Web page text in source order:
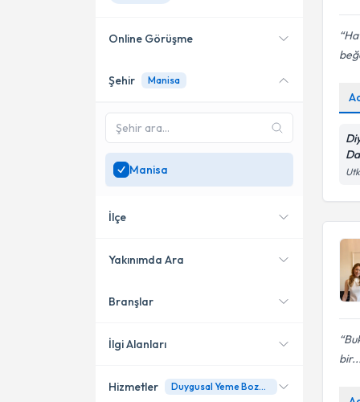
bir...
Online Görüşme
Online danışmanlık sunan
SadeceManisa
uzman ara
Şehir Manisa
Manisa
İlçe
Yunusemre
Alaşehir
Yakınımda Ara
Konumuma yakın uzmanları
Branşlar
Diyetisyen
İlgi Alanları
Hizmetler Duygusal Yeme Bozukluğu